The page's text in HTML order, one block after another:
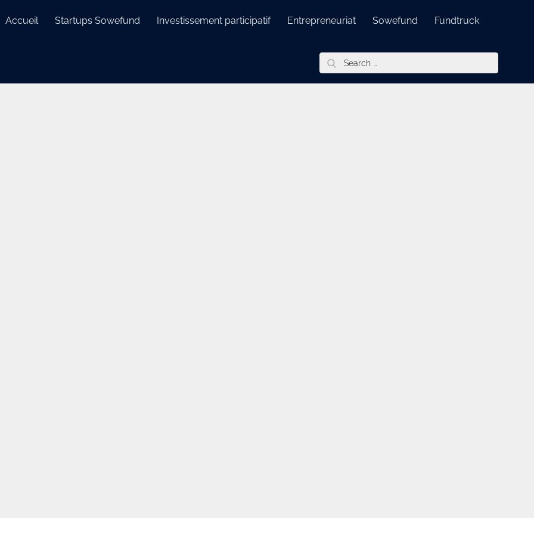
Accueil Startups Sowefund Investissement participatif Entrepreneuriat Sowefund Fundtruck
Search
for: